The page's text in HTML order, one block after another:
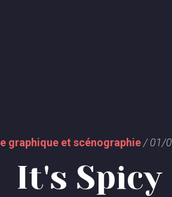
e graphique et scénographie / 01/0
It's Spicy